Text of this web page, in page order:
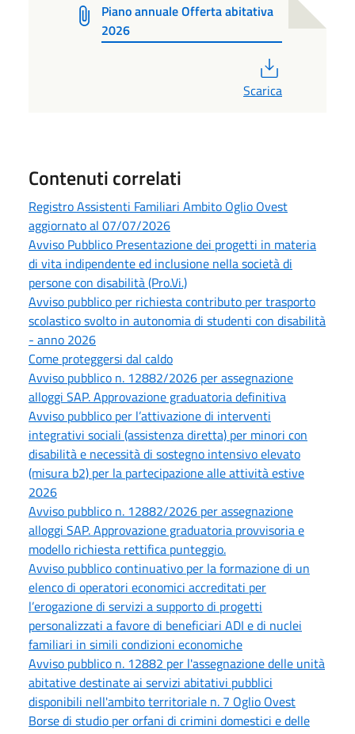
Piano annuale Offerta abitativa
2026
Scarica
Contenuti correlati
Registro Assistenti Familiari Ambito Oglio Ovest
aggiornato al 07/07/2026
Avviso Pubblico Presentazione dei progetti in materia
di vita indipendente ed inclusione nella società di
persone con disabilità (Pro.Vi.)
Avviso pubblico per richiesta contributo per trasporto
scolastico svolto in autonomia di studenti con disabilità
- anno 2026
Come proteggersi dal caldo
Avviso pubblico n. 12882/2026 per assegnazione
alloggi SAP. Approvazione graduatoria definitiva
Avviso pubblico per l’attivazione di interventi
integrativi sociali (assistenza diretta) per minori con
disabilità e necessità di sostegno intensivo elevato
(misura b2) per la partecipazione alle attività estive
2026
Avviso pubblico n. 12882/2026 per assegnazione
alloggi SAP. Approvazione graduatoria provvisoria e
modello richiesta rettifica punteggio.
Avviso pubblico continuativo per la formazione di un
elenco di operatori economici accreditati per
l’erogazione di servizi a supporto di progetti
personalizzati a favore di beneficiari ADI e di nuclei
familiari in simili condizioni economiche
Avviso pubblico n. 12882 per l'assegnazione delle unità
abitative destinate ai servizi abitativi pubblici
disponibili nell'ambito territoriale n. 7 Oglio Ovest
Borse di studio per orfani di crimini domestici e delle